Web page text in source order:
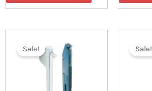
Sale! Sale!